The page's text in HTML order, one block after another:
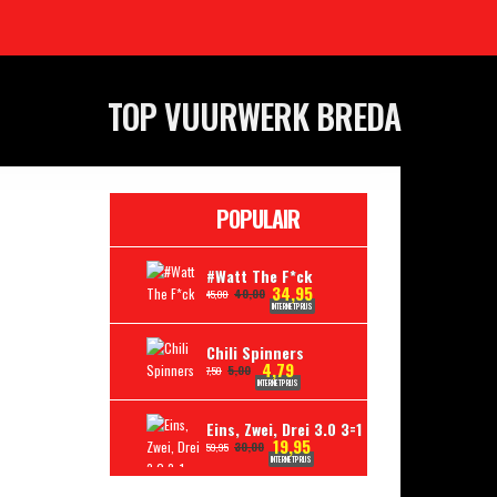
TOP VUURWERK BREDA
POPULAIR
#Watt The F*ck
45,00 40,00 34,95
INTERNETPRIJS
Chili Spinners
7,50 5,00 4,79
INTERNETPRIJS
Eins, Zwei, Drei 3.0 3=1
59,95 30,00 19,95
INTERNETPRIJS